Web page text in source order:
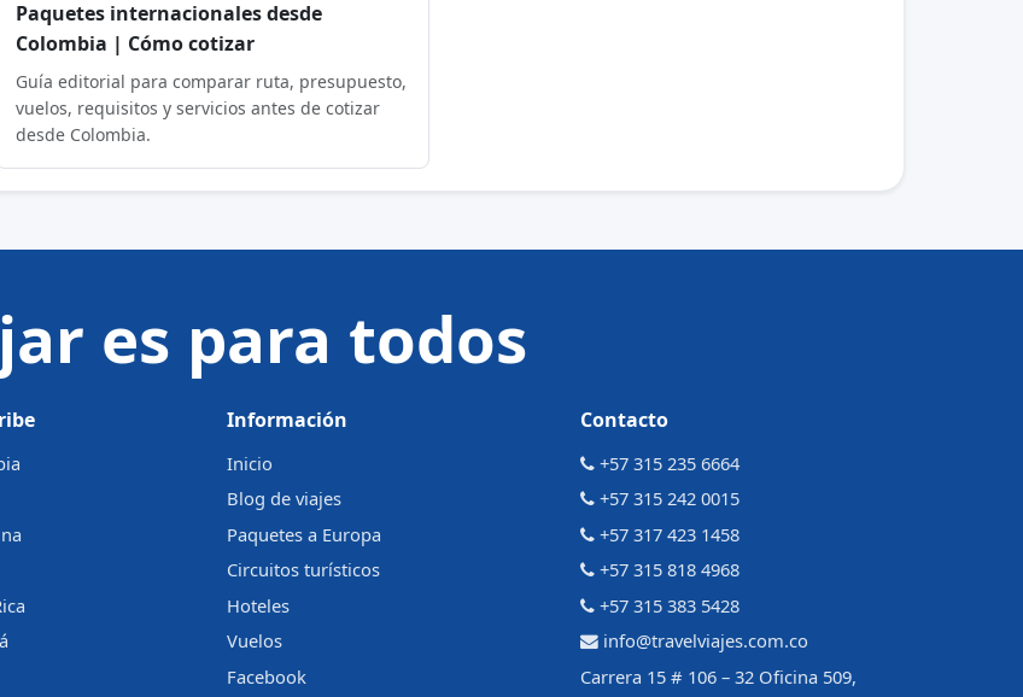
Paquetes internacionales desde
Colombia | Cómo cotizar
Guía editorial para comparar ruta, presupuesto,
vuelos, requisitos y servicios antes de cotizar
desde Colombia.
es para todos
Información
Inicio
Blog de viajes
Paquetes a Europa
Circuitos turísticos
Hoteles
Vuelos
Facebook
Contacto
+57 315 235 6664
+57 315 242 0015
+57 317 423 1458
+57 315 818 4968
+57 315 383 5428
info@travelviajes.com.co
Carrera 15 # 106 – 32 Oficina 509,